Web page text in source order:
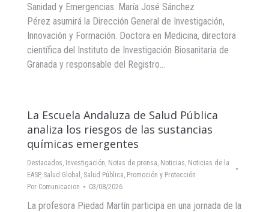
Sanidad y Emergencias. María José Sánchez
Pérez asumirá la Dirección General de Investigación,
Innovación y Formación. Doctora en Medicina, directora
científica del Instituto de Investigación Biosanitaria de
Granada y responsable del Registro…
La Escuela Andaluza de Salud Pública
analiza los riesgos de las sustancias
químicas emergentes
Destacados, Investigación, Notas de prensa, Noticias, Noticias de la
EASP, Salud Global , Salud Pública, Promoción y Protección
Por Comunicacion 03/08/2026
La profesora Piedad Martín participa en una jornada de la